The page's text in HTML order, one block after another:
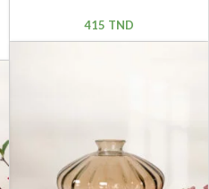
415 TND